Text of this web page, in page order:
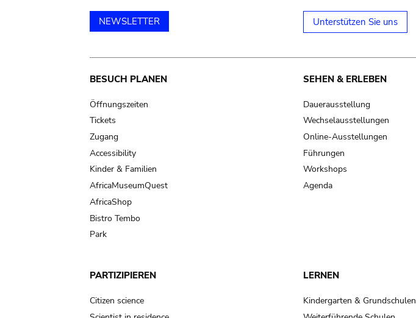
NEWSLETTER Unterstützen Sie uns
Main
navigation
BESUCH PLANEN
Öffnungszeiten
Tickets
Zugang
Accessibility
Kinder & Familien
AfricaMuseumQuest
AfricaShop
Bistro Tembo
Park
SEHEN & ERLEBEN
Dauerausstellung
Wechselausstellungen
Online-Ausstellungen
Führungen
Workshops
Agenda
PARTIZIPIEREN
Citizen science
LERNEN
Kindergarten & Grundschulen